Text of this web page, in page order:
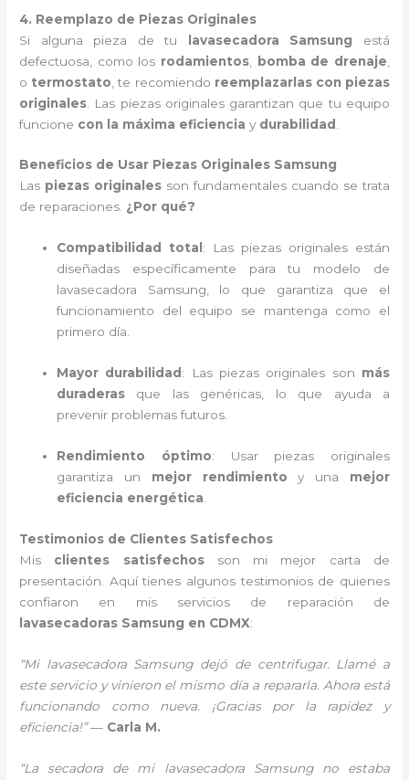
4. Reemplazo de Piezas Originales
Si alguna pieza de tu lavasecadora Samsung está
defectuosa, como los rodamientos bomba de drenaje
o termostato , te recomiendo reemplazarlas con piezas
originales . Las piezas originales garantizan que tu equipo
funcione con la máxima eficiencia y durabilidad
Beneficios de Usar Piezas Originales Samsung
Las piezas originales son fundamentales cuando se trata
de reparaciones. ¿Por qué?
Compatibilidad total : Las piezas originales están
diseñadas específicamente para tu modelo de
lavasecadora Samsung, lo que garantiza que el
funcionamiento del equipo se mantenga como el
primero día.
Mayor durabilidad : Las piezas originales son más
duraderas que las genéricas, lo que ayuda a
prevenir problemas futuros.
Rendimiento óptimo: Usar piezas originales
garantiza un mejor rendimiento y una mejor
eficiencia energética
Testimonios de Clientes Satisfechos
Mis clientes satisfechosson mi mejor carta de
presentación. Aquí tienes algunos testimonios de quienes
confiaron en mis servicios de reparación de
lavasecadoras Samsung en CDMX:
“Mi lavasecadora Samsung dejó de centrifugar. Llamé a
este servicio y vinieron el mismo día a repararla. Ahora está
funcionando como nueva. ¡Gracias por la rapidez y
eficiencia!”— Carla M.
“La secadora de mi lavasecadora Samsung no estaba